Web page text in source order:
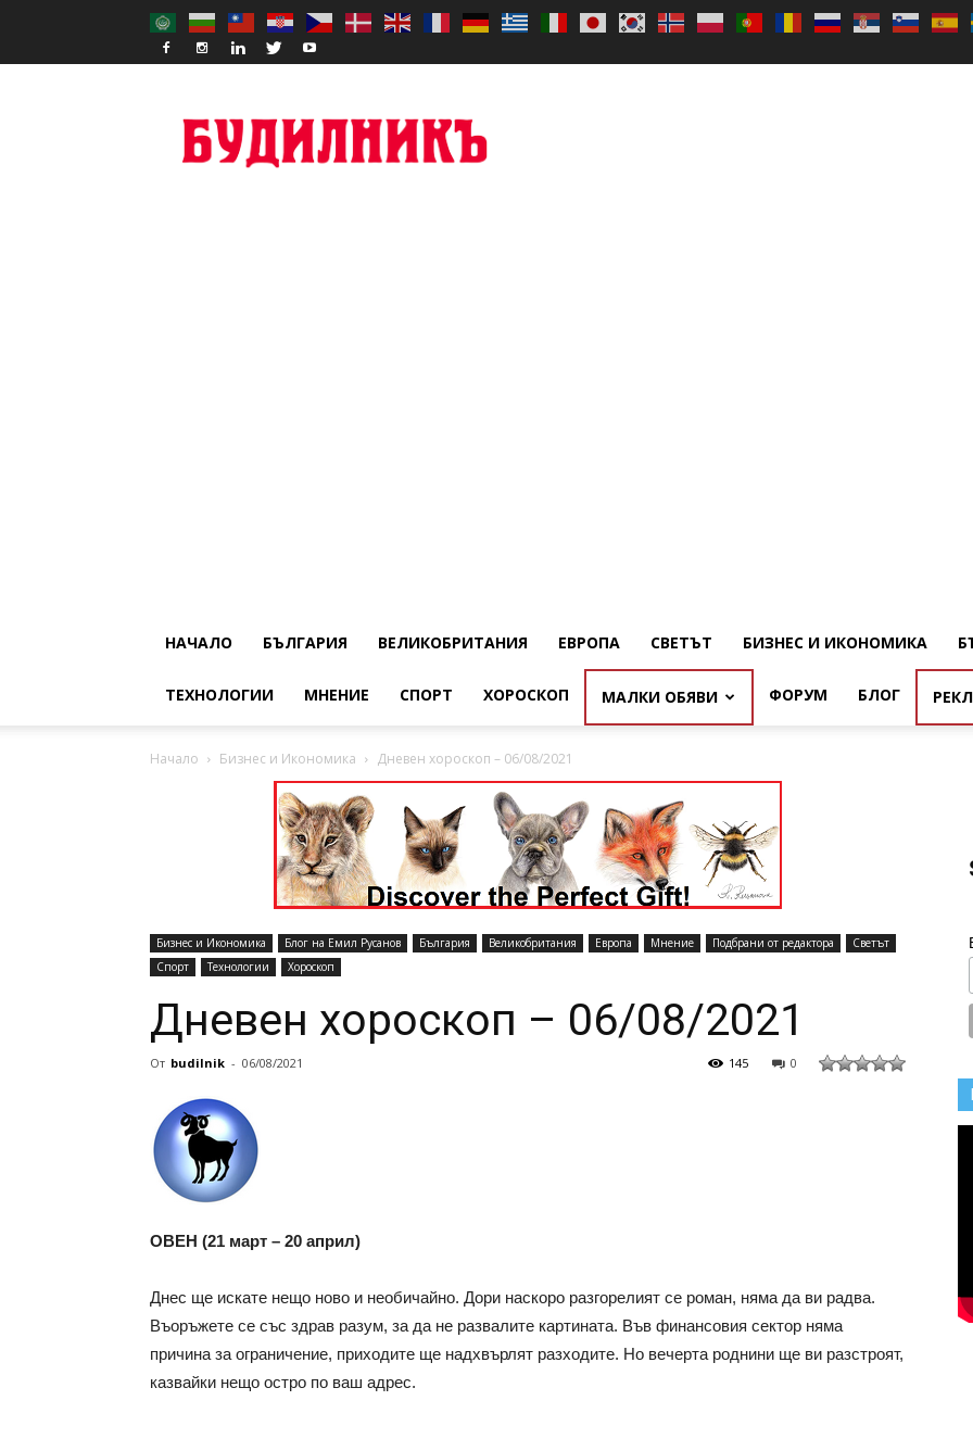
НАЧАЛО БЪЛГАРИЯ ВЕЛИКОБРИТАНИЯ ЕВРОПА СВЕТЪТ БИЗНЕС И ИКОНОМИКА
ТЕХНОЛОГИИ МНЕНИЕ СПОРТ ХОРОСКОП МАЛКИ ОБЯВИ ФОРУМ БЛОГ
Начало Бизнес и Икономика Дневен хороскоп – 06/08/2021
Бизнес и Икономика Блог на Емил Русанов България Великобритания Европа Мнение Подбрани от редактора
Светът
Спорт
Технологии Хороскоп
Дневен хороскоп – 06/08/2021
От budilnik - 06/08/2021 0
145
ОВЕН (21 март – 20 април)
Днес ще искате нещо ново и необичайно. Дори наскоро разгорелият се роман, няма да ви радва.
Въоръжете се със здрав разум, за да не развалите картината. Във финансовия сектор няма
причина за ограничение, приходите ще надхвърлят разходите. Но вечерта роднини ще ви разстроят,
казвайки нещо остро по ваш адрес.